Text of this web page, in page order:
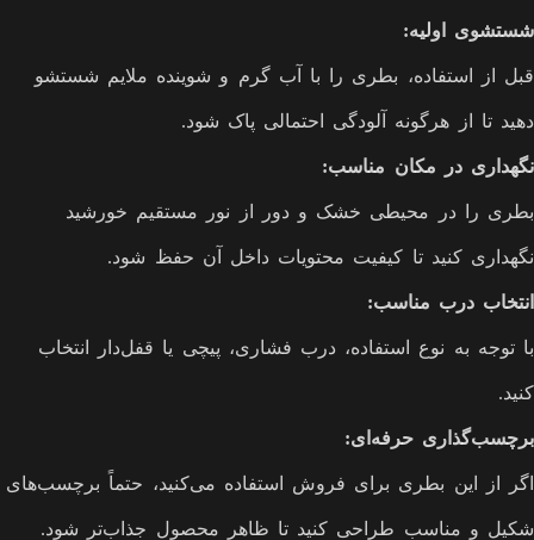
شستشوی اولیه:
قبل از استفاده، بطری را با آب گرم و شوینده ملایم شستشو
دهید تا از هرگونه آلودگی احتمالی پاک شود.
نگهداری در مکان مناسب:
بطری را در محیطی خشک و دور از نور مستقیم خورشید
نگهداری کنید تا کیفیت محتویات داخل آن حفظ شود.
انتخاب درب مناسب:
با توجه به نوع استفاده، درب فشاری، پیچی یا قفل‌دار انتخاب
کنید.
برچسب‌گذاری حرفه‌ای:
اگر از این بطری برای فروش استفاده می‌کنید، حتماً برچسب‌های
شکیل و مناسب طراحی کنید تا ظاهر محصول جذاب‌تر شود.